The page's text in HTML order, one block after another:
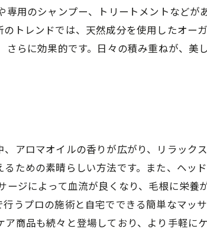
用のシャンプー、トリートメントなどが
トレンドでは、天然成分を使用したオー
らに効果的です。日々の積み重ねが、美
アロマオイルの香りが広がり、リラック
ための素晴らしい方法です。また、ヘッ
ジによって血流が良くなり、毛根に栄養
うプロの施術と自宅でできる簡単なマッサ
商品も続々と登場しており、より手軽に